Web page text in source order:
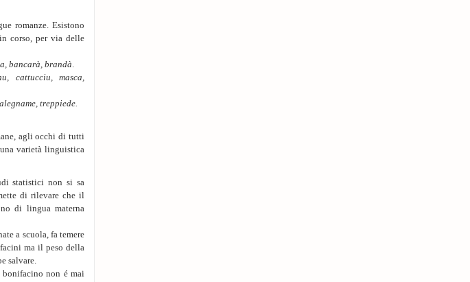
romanze. Esistono
corso, per via delle
bancarà, brandà.
cattucciu, masca,
treppiede.
agli occhi di tutti
varietà linguistica
statistici non si sa
di rilevare che il
di lingua materna
a scuola, fa temere
ma il peso della
salvare.
non é mai